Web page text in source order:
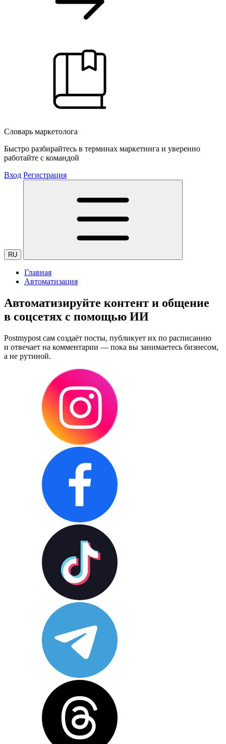
Словарь маркетолога
Быстро разбирайтесь в терминах маркетинга и уверенно
работайте с командой
Вход Регистрация
RU
Главная
Автоматизация
Автоматизируйте контент и общение
в соцсетях с помощью ИИ
Postmypost сам создаёт посты, публикует их по расписанию
и отвечает на комментарии — пока вы занимаетесь бизнесом,
а не рутиной.